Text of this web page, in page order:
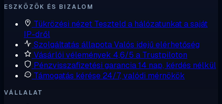
ESZKÖZÖK ÉS BIZALOM
Tükrözési nézet Teszteld a hálózatunkat a saját
IP-dről
Szolgáltatás állapotaValós idejű elérhetőség
Vásárlói vélemények 4,6/5 a Trustpiloton
Pénzvisszafizetési garancia14 nap, kérdés nélkül
Támogatás kérése 24/7, valódi mérnökök
VÁLLALAT